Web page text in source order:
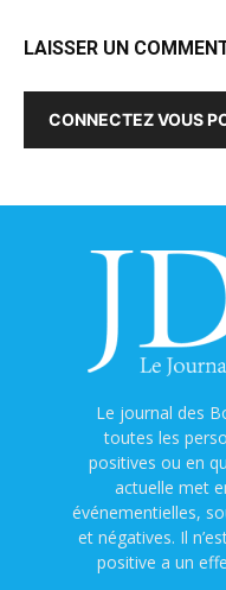
LAISSER UN
CONNECTEZ VOUS
Le journal des
toutes les
positives ou en
actuelle met
événementielles,
et négatives. Il
positive a un